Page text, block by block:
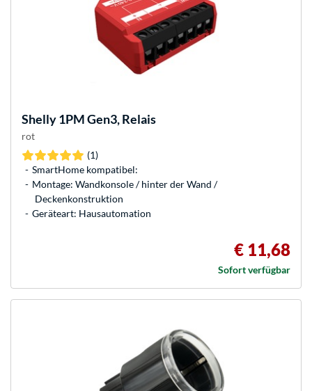
Shelly1PM Gen3, Relais
rot
(1)
SmartHome kompatibel:
Montage: Wandkonsole / hinter der Wand /
Deckenkonstruktion
Geräteart: Hausautomation
€ 11,68
Sofort verfügbar